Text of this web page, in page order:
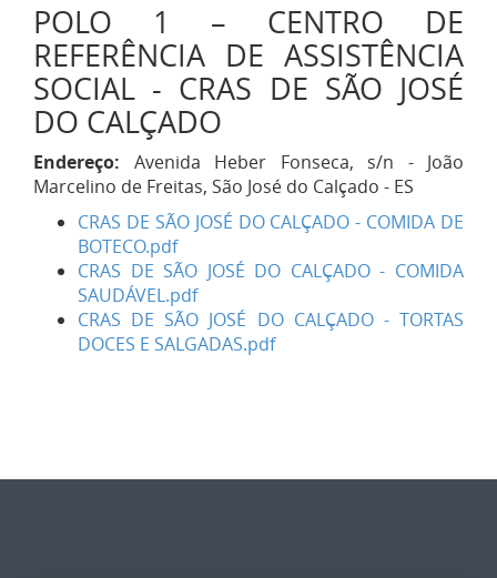
POLO 1 – CENTRO DE
REFERÊNCIA DE ASSISTÊNCIA
SOCIAL - CRAS DE SÃO JOSÉ
DO CALÇADO
Endereço:
Avenida Heber Fonseca, s/n - João
Marcelino de Freitas, São José do Calçado - ES
CRAS DE SÃO JOSÉ DO CALÇADO - COMIDA DE
BOTECO.pdf
CRAS DE SÃO JOSÉ DO CALÇADO - COMIDA
SAUDÁVEL.pdf
CRAS DE SÃO JOSÉ DO CALÇADO - TORTAS
DOCES E SALGADAS.pdf